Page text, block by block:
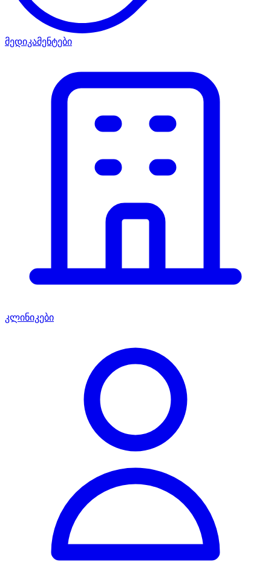
მედიკამენტები
კლინიკები